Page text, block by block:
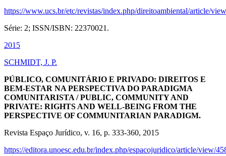
https://www.ucs.br/etc/revistas/index.php/direitoambiental/article/
Série: 2; ISSN/ISBN: 22370021.
2015
SCHMIDT, J. P.
PÚBLICO, COMUNITÁRIO E PRIVADO: DIREITOS E
BEM-ESTAR NA PERSPECTIVA DO PARADIGMA
COMUNITARISTA / PUBLIC, COMMUNITY AND
PRIVATE: RIGHTS AND WELL-BEING FROM THE
PERSPECTIVE OF COMMUNITARIAN PARADIGM.
Revista Espaço Jurídico, v. 16, p. 333-360, 2015
https://editora.unoesc.edu.br/index.php/espacojuridico/article/view/